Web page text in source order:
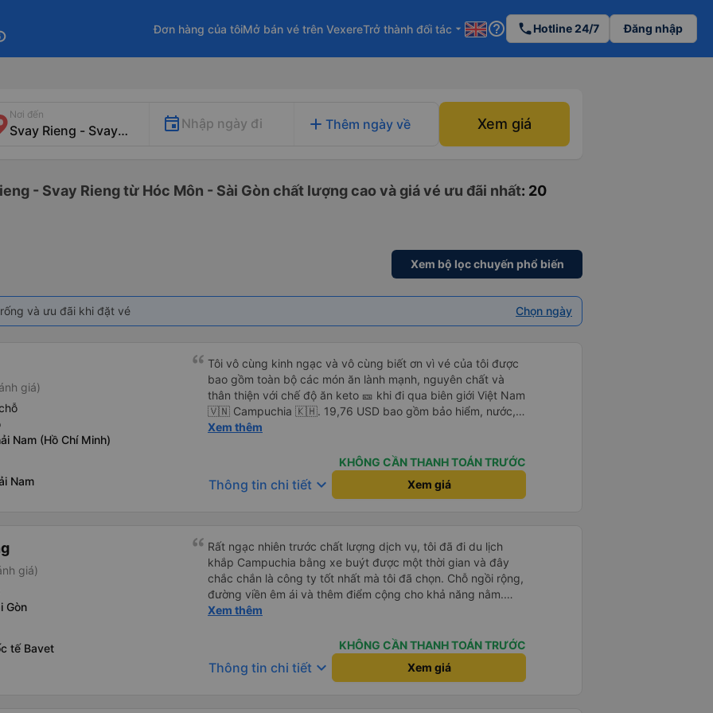
Đơn hàng của tôiMở bán vé trên VexereTrở thành đối tác arrow_drop_down help_outline phoneHotline 24/7 Đăng nhập
Nơi đến
Nhập ngày đi add Thêm ngày về Xem giá
- Svay Rieng từ Hóc Môn - Sài Gòn chất lượng cao và giá vé ưu đãi nhất: 20
Xem bộ lọc chuyến phổ biến
và ưu đãi khi đặt vé Chọn ngày
giá)
Nam (Hồ Chí Minh)
Nam
Tôi vô cùng kinh ngạc và vô cùng biết ơn vì vé của tôi được
bao gồm toàn bộ các món ăn lành mạnh, nguyên chất và
thân thiện với chế độ ăn keto 🎫 khi đi qua biên giới Việt Nam
🇻🇳 Campuchia 🇰🇭. 19,76 USD bao gồm bảo hiểm, nước,
khăn giấy ướt, túi đựng giày, máy lạnh, sự hỗ trợ tại biên giới
vội vã, không xếp hàng, không đám đông, không ồn ào -
cách di chuyển thực sự dễ chịu. Xe buýt rộng rãi, sạch sẽ và
chỉ còn một nửa chỗ. Tôi chắc chắn sẽ chuyển từ máy bay ✈️
🥩 đậu xanh &amp; trứng chiên 🍳 Tôi đã bỏ qua cơm 🌾
Thêm cà phê đen với đá 🧊 không đường. Tôi ước bạn ở đây.
Xem thêm
KHÔNG CẦN THANH TOÁN TRƯỚC
Thông tin chi tiết keyboard_arrow_down Xem giá
giá)
Gòn
tế Bavet
Rất ngạc nhiên trước chất lượng dịch vụ, tôi đã đi du lịch
khắp Campuchia bằng xe buýt được một thời gian và đây
chắc chắn là công ty tốt nhất mà tôi đã chọn. Chỗ ngồi rộng,
đường viền êm ái và thêm điểm cộng cho khả năng nằm.
(Bạn có thể không hiểu mọi chuyện xảy ra ở biên giới, với hộ
Xem thêm
KHÔNG CẦN THANH TOÁN TRƯỚC
Thông tin chi tiết keyboard_arrow_down Xem giá